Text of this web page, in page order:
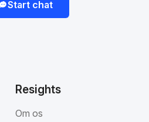
Start chat
Resights
Om os